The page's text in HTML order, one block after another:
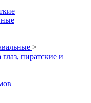
>
пиратские и